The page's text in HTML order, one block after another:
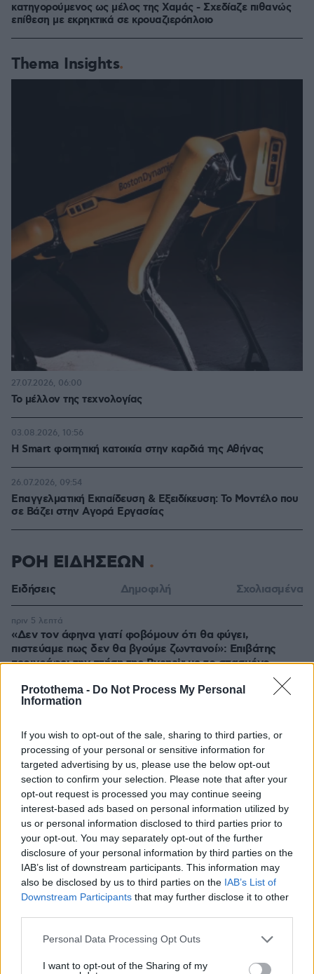
Protothema - Do Not Process My Personal
Information
If you wish to opt-out of the sale, sharing to third parties, or
processing of your personal or sensitive information for
targeted advertising by us, please use the below opt-out
section to confirm your selection. Please note that after your
opt-out request is processed you may continue seeing
interest-based ads based on personal information utilized by
us or personal information disclosed to third parties prior to
your opt-out. You may separately opt-out of the further
disclosure of your personal information by third parties on the
IAB’s list of downstream participants. This information may
also be disclosed by us to third parties on the IAB’s List of
Downstream Participants that may further disclose it to other
Please note that this website/app uses one or more Google
not limited to your visit or usage behaviour. You may click to
Personal Data Processing Opt Outs
I want to opt-out of the Sharing of my
κατηγορούμενος ως μέλος της Χαμάς - Σχεδίαζε πιθανώς
επίθεση με εκρηκτικά σε κρουαζιερόπλοιο
Thema Insights
Το μέλλον της τεχνολογίας
27.07.2026, 06:00
Η Smart φοιτητική κατοικία στην καρδιά της Αθήνας
03.08.2026, 10:56
Επαγγελματική Εκπαίδευση & Εξειδίκευση: Το Mοντέλο που
σε Bάζει στην Aγορά Eργασίας
26.07.2026, 09:54
ΡΟΗ ΕΙΔΗΣΕΩΝ
Ειδήσεις Δημοφιλή Σχολιασμένα
«Δεν τον άφηνα γιατί φοβόμουν ότι θα φύγει,
πιστεύαμε πως δεν θα βγούμε ζωντανοί»: Επιβάτης
περιγράφει την πτήση της Ryanair με το σπασμένο
πριν 5 λεπτά
έμεινα εδώ»
πριν 6 λεπτά
Πέντε στυλ παντελονιού που επανέρχονται κάθε
καλοκαίρι
πριν 10 λεπτά
3 κοκτέιλ με μπίρα που θα θέλετε να φτιάχνετε ξανά και
ξανά
πριν 10 λεπτά
Φραντσέσκα Τόκα: Η Ιταλίδα «νύφη» της Eurovision
ποζάρει με μπικίνι και... ολόγυμνη στην μπανιέρα της,
δείτε φωτογραφίες
πριν 13 λεπτά
Παρά το «μπλόκο» του Ανωτάτου Δικαστηρίου, ο Τραμπ